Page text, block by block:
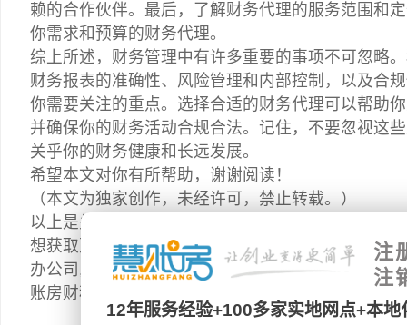
赖的合作伙伴。最后，了解财务代理的服务范围和
你需求和预算的财务代理。
综上所述，财务管理中有许多重要的事项不可忽略
财务报表的准确性、风险管理和内部控制，以及合
你需要关注的重点。选择合适的财务代理可以帮助
并确保你的财务活动合规合法。记住，不要忽视这
关乎你的财务健康和长远发展。
希望本文对你有所帮助，谢谢阅读！
（本文为独家创作，未经许可，禁止转载。）
以上是关于“菏泽财务代理提醒你：这些事项不可忽
想获取更多关于菏泽注册公司的相关资讯，如菏泽
办公司,代理记账,公司变更,记账报税,会计服务,代办
账房财税服务有限公司
注
注
12年服务经验+100多家实地网点+本地